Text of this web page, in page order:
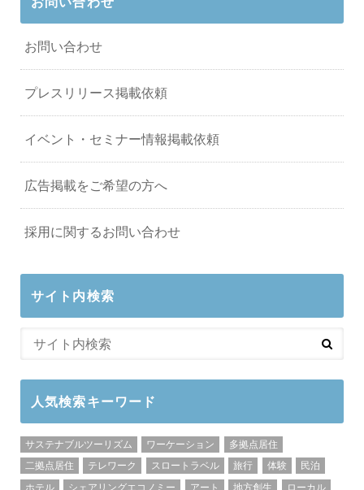
お問い合わせ
プレスリリース掲載依頼
イベント・セミナー情報掲載依頼
広告掲載をご希望の方へ
採用に関するお問い合わせ
サイト内検索
人気検索キーワード
サステナブルツーリズム ワーケーション
多拠点居住
二拠点居住
テレワーク スロートラベル 旅行 体験
民泊
ホテル
シェアリングエコノミー アート 地方創生
ローカル